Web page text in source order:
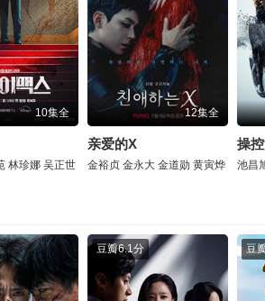
10集全
林珍娜 吴正世
12集全
亲爱的X
金裕贞 金永大 金道勋 黄寅烨
操
池昌
豆瓣6.1分 豆